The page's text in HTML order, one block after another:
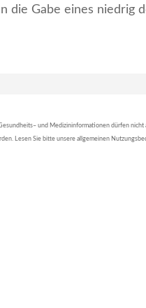
die Gabe eines niedrig
und Medizininformationen dürfen nicht
Lesen Sie bitte unsere allgemeinen